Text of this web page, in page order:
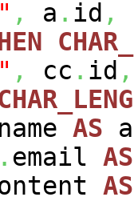
, a . id ,
, cc . id ,
name AS
. email AS
AS